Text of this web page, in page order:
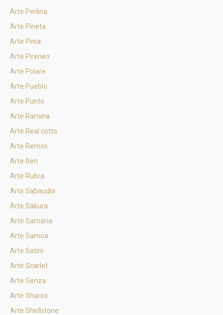
Arte Perlina
Arte Pineta
Arte Pinia
Arte Pireneo
Arte Polare
Arte Pueblo
Arte Punto
Arte Ramina
Arte Real cotto
Arte Remos
Arte Ren
Arte Rubra
Arte Sabaudia
Arte Sakura
Arte Samaria
Arte Samoa
Arte Satini
Arte Scarlet
Arte Senza
Arte Sharox
Arte Shellstone